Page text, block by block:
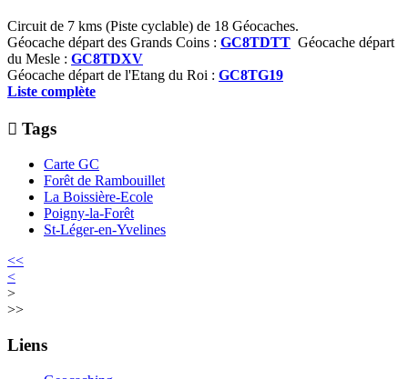
Circuit de 7 kms (Piste cyclable) de 18 Géocaches.
Géocache départ des Grands Coins : GC8TDTT Géocache départ
du Mesle : GC8TDXV
Géocache départ de l'Etang du Roi : GC8TG19
Liste complète
 Tags
Carte GC
Forêt de Rambouillet
La Boissière-Ecole
Poigny-la-Forêt
St-Léger-en-Yvelines
<<
<
>
>>
Liens